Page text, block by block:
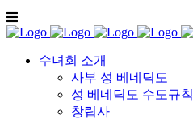
수녀회 소개
사부 성 베네딕도
성 베네딕도 수도규칙
창립사